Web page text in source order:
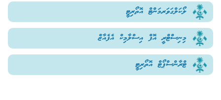
ލޯކަލްގަވަރމަންޓް އޮތޯރިޓީ
މިނިސްޓްރީ އޮފް އިސްލާމިކް އެފެއާޒް
ޓްރާންސްޕޯޓް އޮތޯރިޓީ